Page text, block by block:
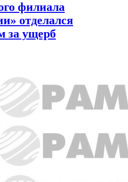
филиала
отделался
за ущерб